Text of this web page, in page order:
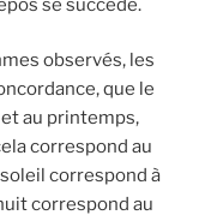
observés, les
que le
au printemps,
correspond au
correspond à
correspond au